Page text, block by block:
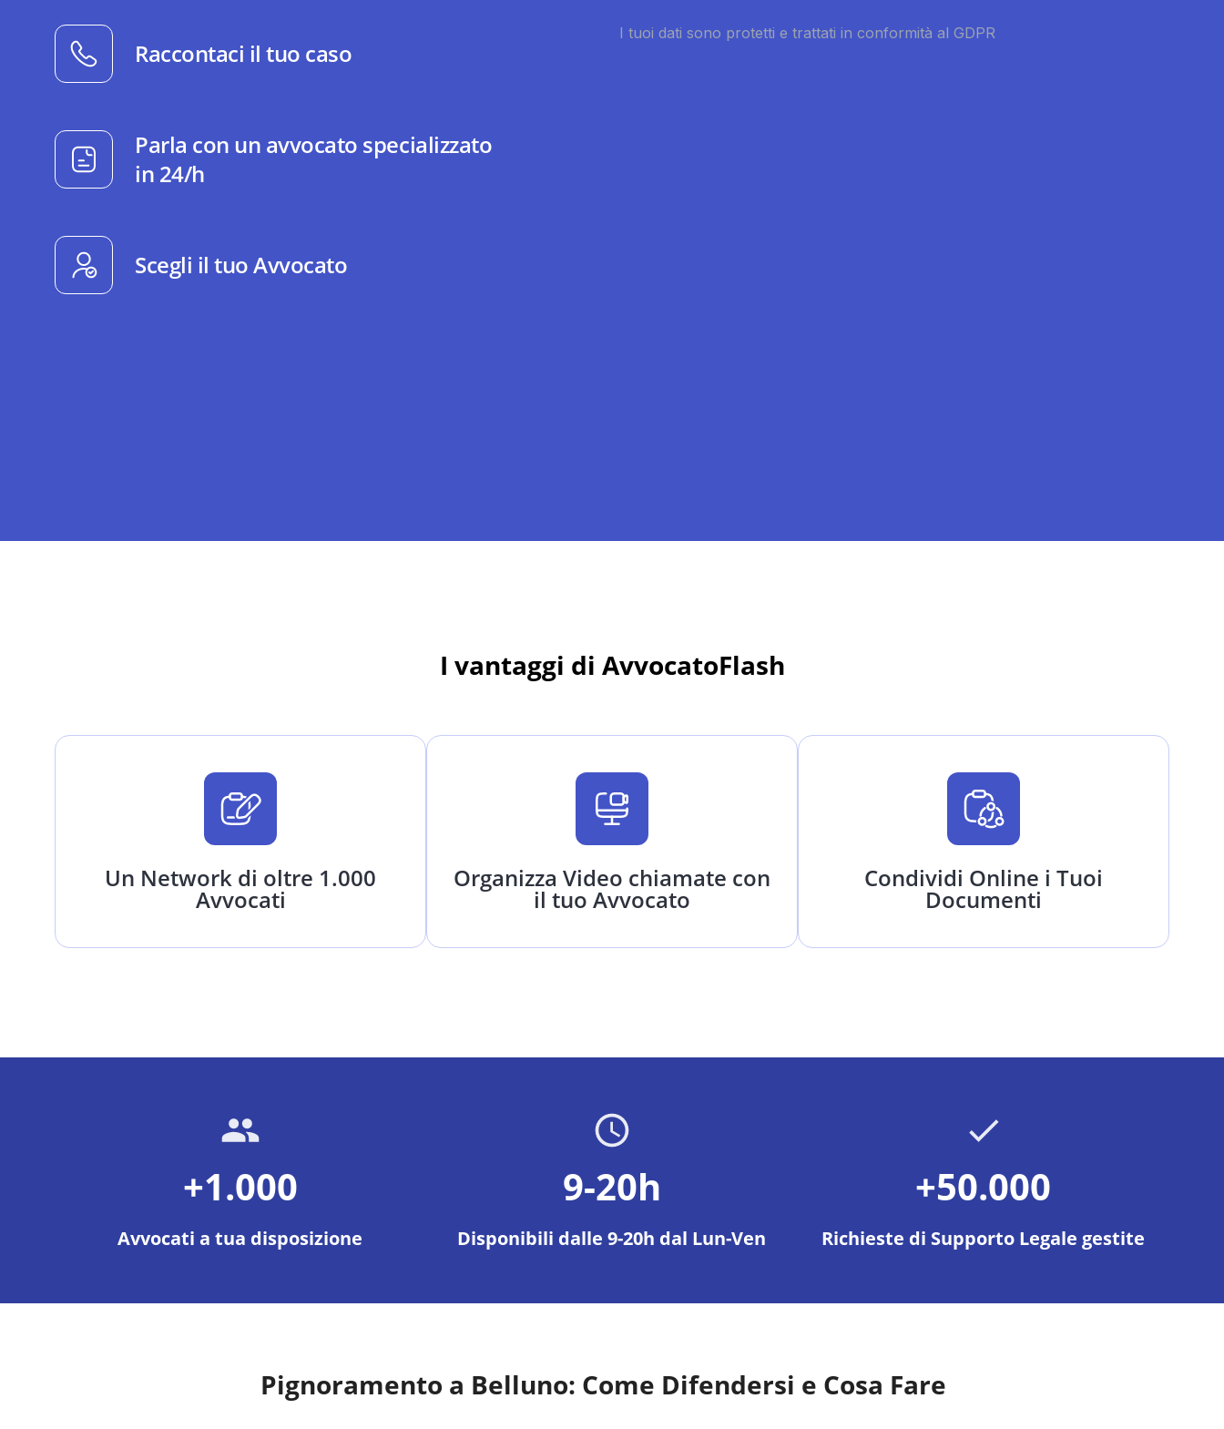
Raccontaci il tuo caso
Parla con un avvocato specializzato
in 24/h
Scegli il tuo Avvocato
I vantaggi di AvvocatoFlash
Un Network di oltre 1.000
Avvocati
Organizza Video chiamate con
il tuo Avvocato
Condividi Online i Tuoi
Documenti
+1.000
Avvocati a tua disposizione
9-20h
Disponibili dalle 9-20h dal Lun-Ven
+50.000
Richieste di Supporto Legale gestite
Pignoramento a Belluno: Come Difendersi e Cosa Fare